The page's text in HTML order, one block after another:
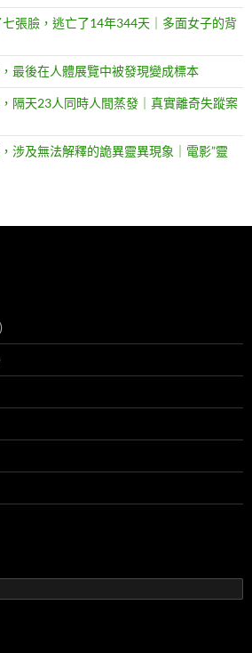
張臉，逃亡了14年344天｜多面女子的背
最後在人體展覽中被發現變成標本
隔天23人同時人間蒸發｜真實離奇失蹤案
涉及無法解釋的詭異靈異現象｜電影”靈